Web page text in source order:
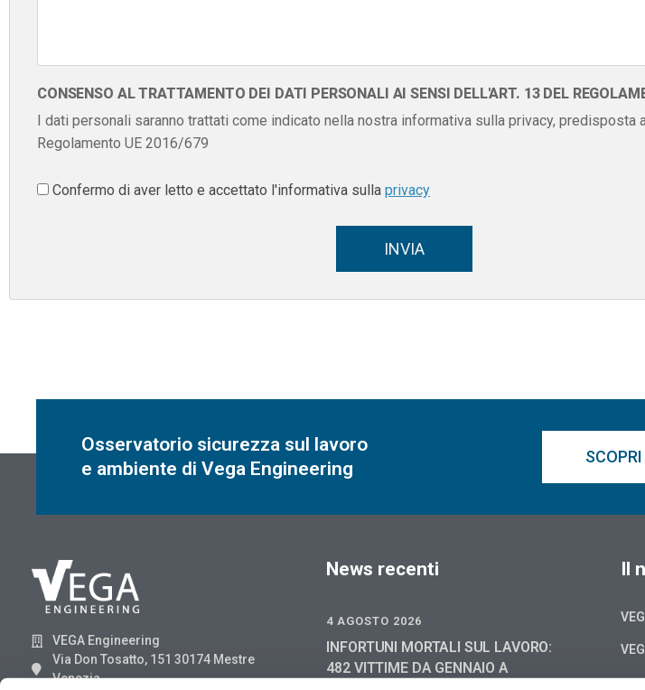
CONSENSO AL TRATTAMENTO DEI DATI PERSONALI AI SENSI DELL'ART. 13 DEL
I dati personali saranno trattati come indicato nella nostra informativa sulla privacy, predisposta
Regolamento UE 2016/679
Confermo di aver letto e accettato l'informativa sulla privacy
INVIA
Osservatorio sicurezza sul lavoro
e ambiente di Vega Engineering
VEGA Engineering
Via Don Tosatto, 151 30174 Mestre
Venezia
News recenti
4 AGOSTO 2026
INFORTUNI MORTALI SUL LAVORO:
482 VITTIME DA GENNAIO A
Il